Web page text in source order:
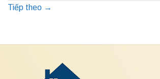
Tiếp theo →